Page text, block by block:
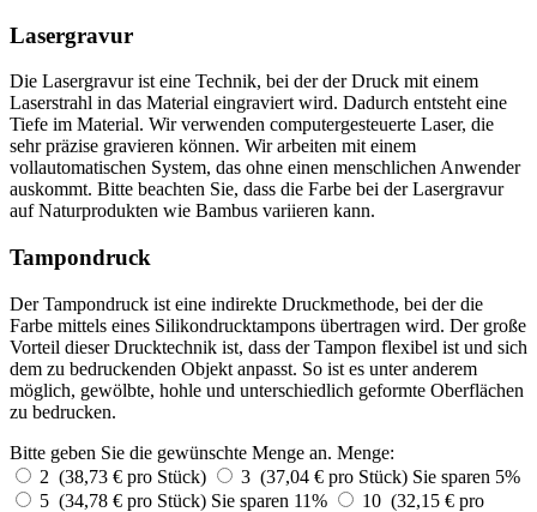
Lasergravur
Die Lasergravur ist eine Technik, bei der der Druck mit einem
Laserstrahl in das Material eingraviert wird. Dadurch entsteht eine
Tiefe im Material. Wir verwenden computergesteuerte Laser, die
sehr präzise gravieren können. Wir arbeiten mit einem
vollautomatischen System, das ohne einen menschlichen Anwender
auskommt. Bitte beachten Sie, dass die Farbe bei der Lasergravur
auf Naturprodukten wie Bambus variieren kann.
Tampondruck
Der Tampondruck ist eine indirekte Druckmethode, bei der die
Farbe mittels eines Silikondrucktampons übertragen wird. Der große
Vorteil dieser Drucktechnik ist, dass der Tampon flexibel ist und sich
dem zu bedruckenden Objekt anpasst. So ist es unter anderem
möglich, gewölbte, hohle und unterschiedlich geformte Oberflächen
zu bedrucken.
Bitte geben Sie die gewünschte Menge an. Menge:
2 (38,73 € pro Stück)
3 (37,04 € pro Stück) Sie sparen 5%
5 (34,78 € pro Stück) Sie sparen 11%
10 (32,15 € pro